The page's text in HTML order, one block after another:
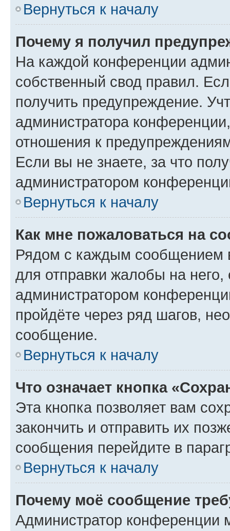
Вернуться к началу
Почему я получил
На каждой конференции
собственный свод правил.
получить предупреждение.
администратора
отношения к
Если вы не знаете, за что
администратором
Вернуться к началу
Как мне пожаловаться на
Рядом с каждым сообщением
для отправки жалобы на
администратором
пройдёте через ряд шагов,
сообщение.
Вернуться к началу
Что означает кнопка
Эта кнопка позволяет вам
закончить и отправить их
сообщения перейдите в
Вернуться к началу
Почему моё сообщение
Администратор конференции